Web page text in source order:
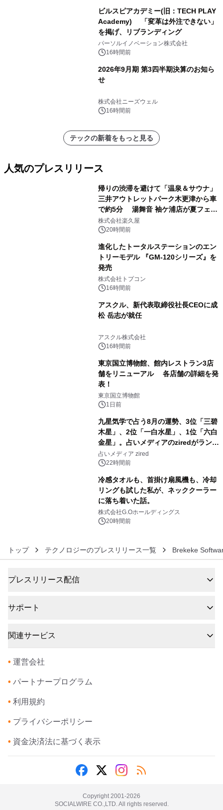
ビルスピアカデミー(旧：TECH PLAY
Academy) 「変革は外注できない」
を掲げ、リブランディング
パーソルイノベーション株式会社
16時間前
2026年9月期 第3四半期決算のお知ら
せ
株式会社ニーズウェル
16時間前
テックの新着をもっと見る
人気のプレスリリース
帰りの渋滞を避けて「温泉＆サウナ」
三井アウトレットパーク木更津から車
で約5分 湯舞音 袖ケ浦店が夏フェア
メニューを提供
株式会社楽久屋
20時間前
進化したトータルステーションのエン
トリーモデル 『GM-120シリーズ』を
発売
株式会社トプコン
16時間前
アスクル、新代表取締役社長CEOに成
松 岳志が就任
アスクル株式会社
16時間前
東京国立博物館、館内レストラン3店
舗をリニューアル 各店舗の詳細を発
表！
東京国立博物館
1日前
九星気学で占う8月の運勢、3位「三碧
木星」、2位「一白水星」、1位「六白
金星」。占いメディアのziredがランキ
ングを発表
占いメディア zired
22時間前
冷感タオルも、首掛け扇風機も、冷却
リングも試した私が、ネッククーラー
に落ち着いた話。
株式会社G.Oホールディングス
20時間前
トップ テクノロジーのプレスリリース一覧 Brekeke
プレスリリース配信
サポート
関連サービス
• 運営会社
• パートナープログラム
• 利用規約
• プライバシーポリシー
• 資金決済法に基づく表示
Copyright 2001-2026
SOCIALWIRE CO.,LTD. All rights reserved.